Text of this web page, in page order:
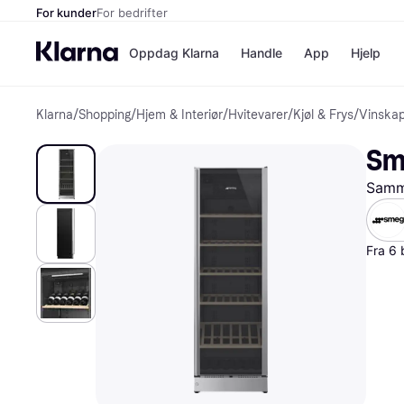
For kunderFor bedrifter
Oppdag Klarna
Betal nå
Betal i 3
Betal innen
Finansiering
Handle
Butikker
App Hjelp
Klarna/Shopping/Hjem & Interiør/Hvitevarer/Kjøl & Frys/
Fra 6